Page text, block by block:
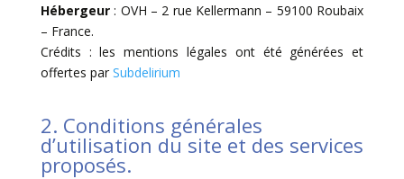
Hébergeur: OVH – 2 rue Kellermann – 59100 Roubaix
– France.
Crédits : les mentions légales ont été générées et
offertes par Subdelirium
2. Conditions générales
d’utilisation du site et des services
proposés.